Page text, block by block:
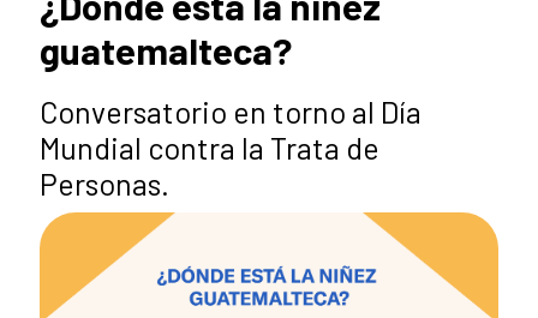
guatemalteca?
Conversatorio en torno al Día
Mundial contra la Trata de
Personas.